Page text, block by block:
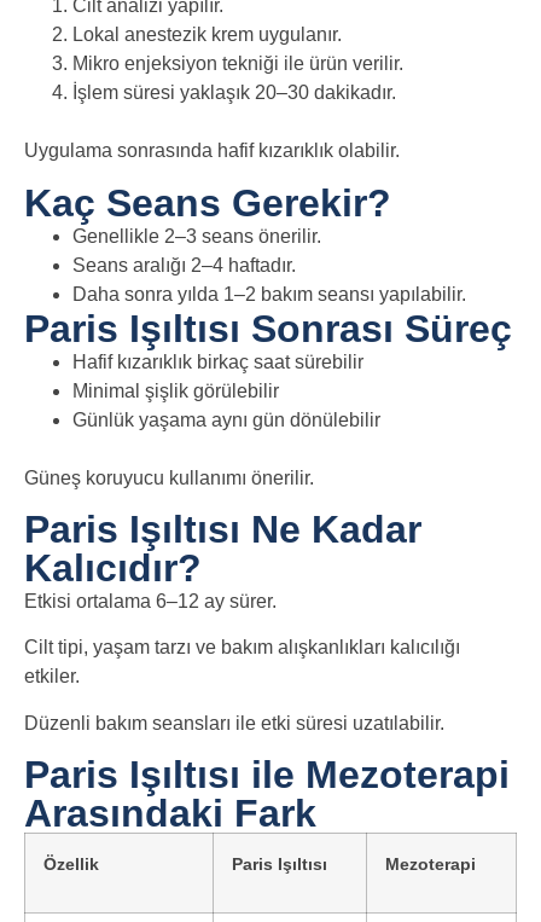
Cilt analizi yapılır.
Lokal anestezik krem uygulanır.
Mikro enjeksiyon tekniği ile ürün verilir.
İşlem süresi yaklaşık 20–30 dakikadır.
Uygulama sonrasında hafif kızarıklık olabilir.
Kaç Seans Gerekir?
Genellikle 2–3 seans önerilir.
Seans aralığı 2–4 haftadır.
Daha sonra yılda 1–2 bakım seansı yapılabilir.
Paris Işıltısı Sonrası Süreç
Hafif kızarıklık birkaç saat sürebilir
Minimal şişlik görülebilir
Günlük yaşama aynı gün dönülebilir
Güneş koruyucu kullanımı önerilir.
Paris Işıltısı Ne Kadar
Kalıcıdır?
Etkisi ortalama 6–12 ay sürer.
Cilt tipi, yaşam tarzı ve bakım alışkanlıkları kalıcılığı
etkiler.
Düzenli bakım seansları ile etki süresi uzatılabilir.
Paris Işıltısı ile Mezoterapi
Arasındaki Fark
Özellik Paris Işıltısı Mezoterapi